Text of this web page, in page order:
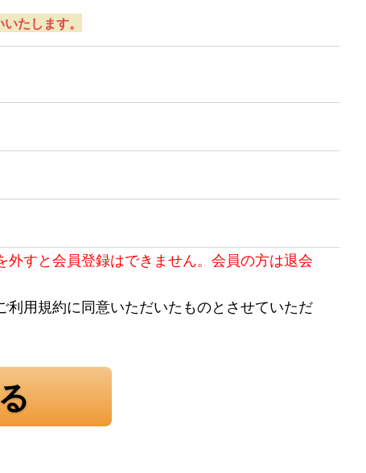
たします。
すと会員登録はできません。会員の方は退会
用規約に同意いただいたものとさせていただ